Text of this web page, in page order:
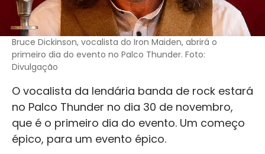
Bruce Dickinson, vocalista do Iron Maiden, abrirá o
primeiro dia do evento no Palco Thunder. Foto:
Divulgação
O vocalista da lendária banda de rock estará
no Palco Thunder no dia 30 de novembro,
que é o primeiro dia do evento. Um começo
épico, para um evento épico.